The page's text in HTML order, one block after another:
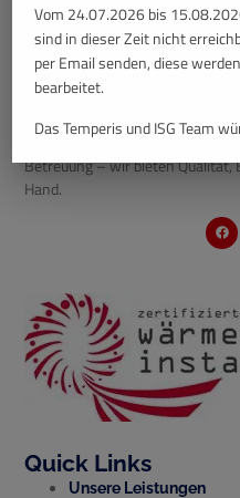
Temperis & ISG
zukunftssichere Haustechnik
Ihr verlässlicher Partner für
professionelle
Betreuung – wir bieten Qualität,
Hand.
Quick Links
Unsere Leistungen
Vom 24.07.2026 bis
sind in dieser Zeit nicht
per Email senden, diese
bearbeitet.
Das Temperis und ISG Team